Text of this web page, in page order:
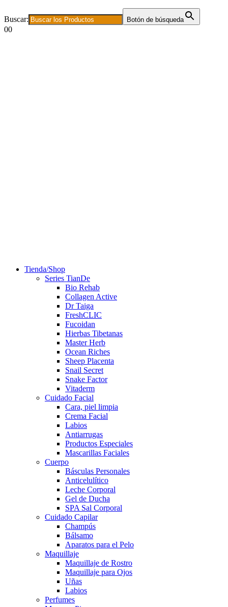
Buscar: Botón de búsqueda
00
Tienda/Shop
Series TianDe
Bio Rehab
Collagen Active
Dr Taiga
FreshCLIC
Fucoidan
Hierbas Tibetanas
Master Herb
Ocean Riches
Sheep Placenta
Snail Secret
Snake Factor
Vitaderm
Cuidado Facial
Cara, piel limpia
Crema Facial
Labios
Antiarrugas
Productos Especiales
Mascarillas Faciales
Cuerpo
Básculas Personales
Anticelulítico
Leche Corporal
Gel de Ducha
SPA Sal Corporal
Cuidado Capilar
Champús
Bálsamo
Aparatos para el Pelo
Maquillaje
Maquillaje de Rostro
Maquillaje para Ojos
Uñas
Labios
Perfumes